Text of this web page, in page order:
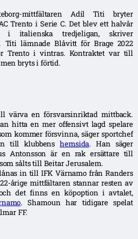
mittfältaren Adil Titi bryter
Trento i Serie C. Det blev ett halvår
i italienska tredjeligan, skriver
Titi lämnade Blåvitt för Brage 2022
Trento i vintras. Kontraktet var till
bryts i förtid.
värva en försvarsinriktad mittback.
hitta en mer offensivt lagd spelare
kommer försvinna, säger sportchef
till klubbenshemsida. Han säger
Antonsson är en rak ersättare till
sålts till Beitar Jerusalem.
in till IFK Värnamo från Randers
årige mittfältaren stannar resten av
det finns en köpoption i avtalet,
. Shamoun har tidigare spelat
FF.